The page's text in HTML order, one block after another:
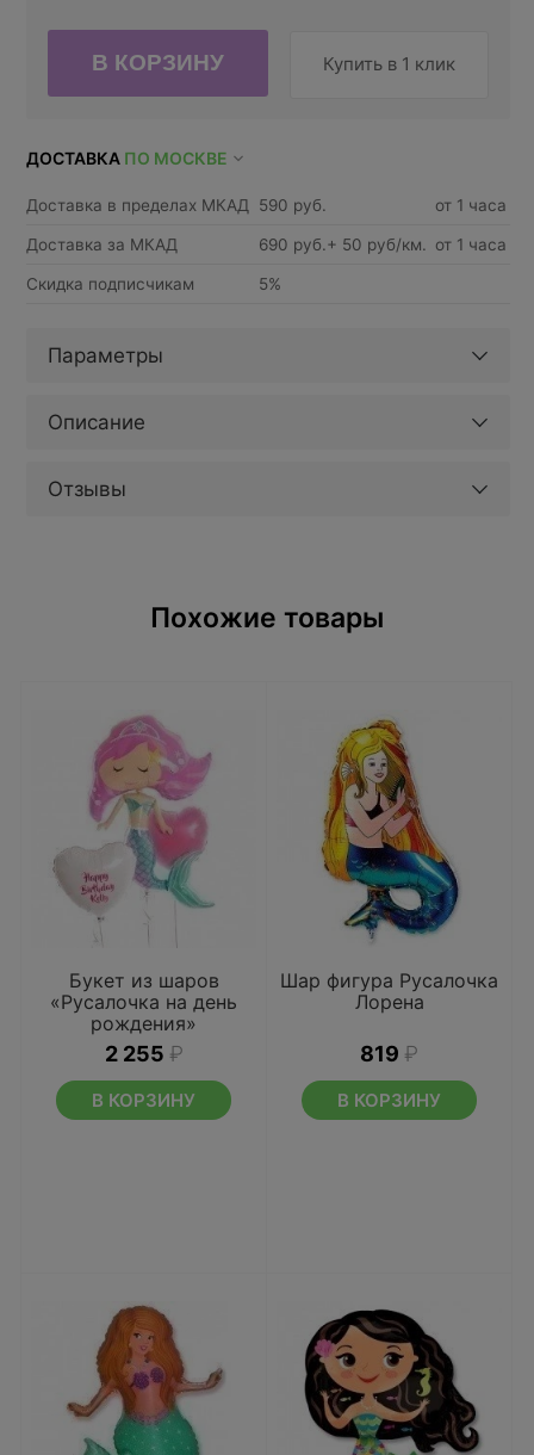
Купить в 1 клик
ДОСТАВКА ПО МОСКВЕ
Доставка в пределах МКАД 590 руб. от 1 часа
Доставка за МКАД 690 руб.+ 50 руб/км. от 1 часа
Скидка подписчикам 5%
Параметры
Описание
Отзывы
Похожие товары
Букет из шаров
«Русалочка на день
рождения»
2 255 ₽
В КОРЗИНУ
Шар фигура Русалочка
Лорена
819 ₽
В КОРЗИНУ